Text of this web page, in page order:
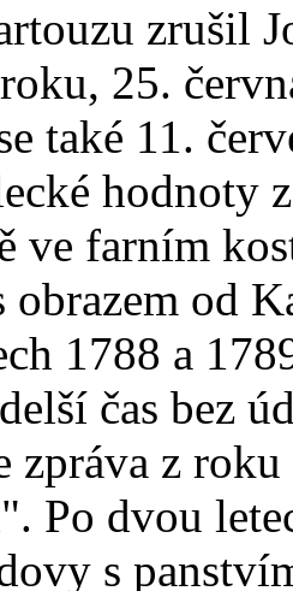
zrušil
25.
také 11.
hodnoty
ve farním
obrazem od
1788 a
čas bez
zpráva z
Po dvou
s